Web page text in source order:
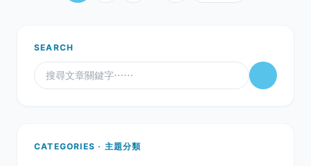
SEARCH
CATEGORIES · 主題分類